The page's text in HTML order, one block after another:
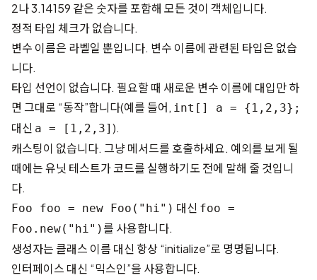
2나 3.14159 같은 숫자를 포함해 모든 것이 객체입니다.
정적 타입 체크가 없습니다.
변수 이름은 라벨일 뿐입니다. 변수 이름에 관련된 타입은 없습
니다.
타입 선언이 없습니다. 필요할 때 새로운 변수 이름에 대입만 하
면 그대로 “동작”합니다(예를 들어, int[] a = {1,2,3};
대신 a = [1,2,3] ).
캐스팅이 없습니다. 그냥 메서드를 호출하세요. 예외를 보게 될
때에는 유닛 테스트가 코드를 실행하기도 전에 말해 줄 것입니
다.
Foo foo = new Foo("hi") 대신 foo =
Foo.new("hi")를 사용합니다.
생성자는 클래스 이름 대신 항상 “initialize”로 명명됩니다.
인터페이스 대신 “믹스인”을 사용합니다.